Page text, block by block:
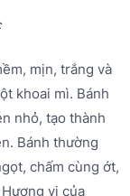
mịn, trắng và
khoai mì. Bánh
nhỏ, tạo thành
Bánh thường
chấm cùng ớt,
vị của